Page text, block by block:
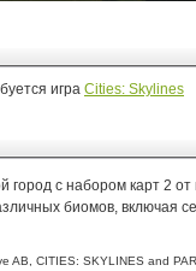
игра Cities: Skylines
город с набором карт 2
биомов, включая
CITIES: SKYLINES and